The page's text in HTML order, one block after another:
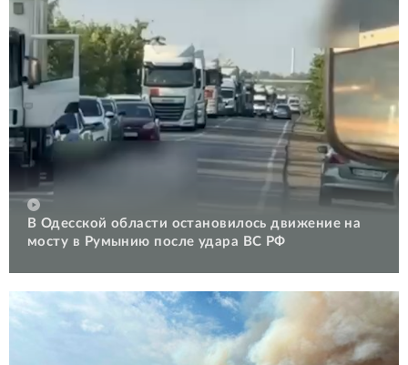
В Одесской области остановилось движение на
мосту в Румынию после удара ВС РФ